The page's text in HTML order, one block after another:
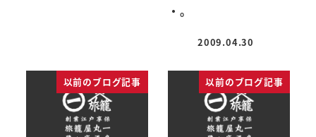
・。
投稿日
2009.04.30
以前のブログ記事 以前のブログ記事